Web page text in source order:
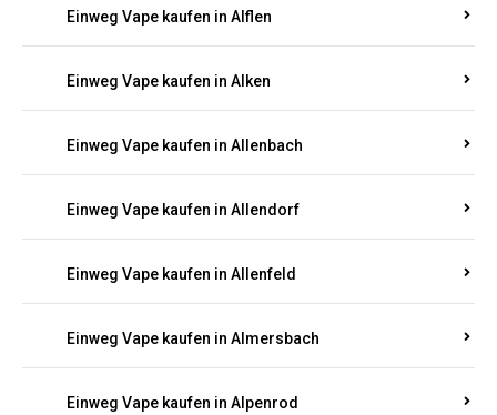
Einweg Vape kaufen in Alflen
Einweg Vape kaufen in Alken
Einweg Vape kaufen in Allenbach
Einweg Vape kaufen in Allendorf
Einweg Vape kaufen in Allenfeld
Einweg Vape kaufen in Almersbach
Einweg Vape kaufen in Alpenrod